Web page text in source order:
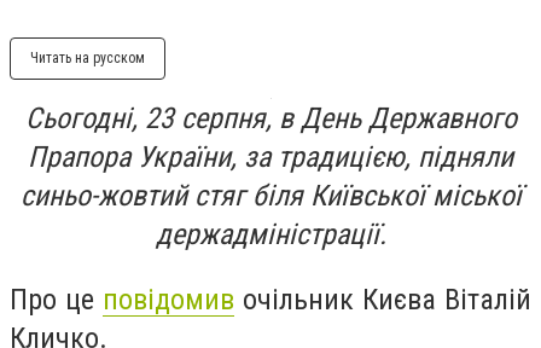
Читать на русском
Сьогодні, 23 серпня, в День Державного
Прапора України, за традицією, підняли
синьо-жовтий стяг біля Київської міської
держадміністрації.
Про це повідомив очільник Києва Віталій
Кличко.